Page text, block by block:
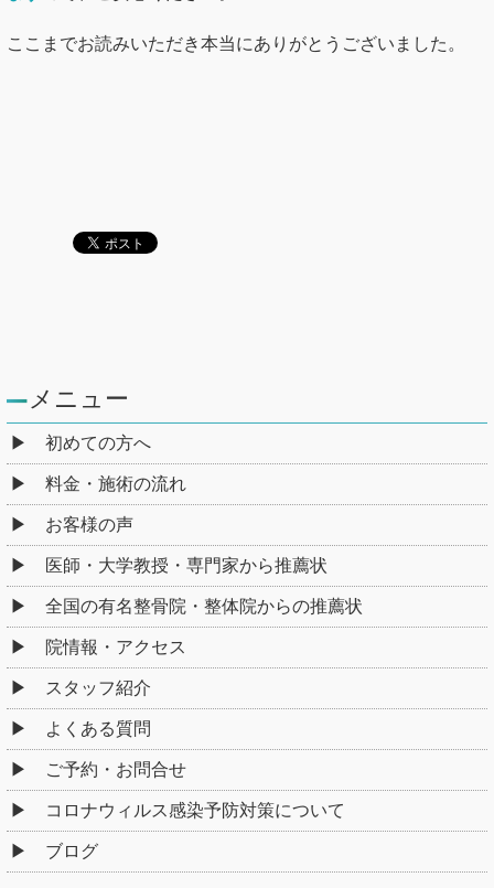
ここまでお読みいただき本当にありがとうございました。
メニュー
初めての方へ
料金・施術の流れ
お客様の声
医師・大学教授・専門家から推薦状
全国の有名整骨院・整体院からの推薦状
院情報・アクセス
スタッフ紹介
よくある質問
ご予約・お問合せ
コロナウィルス感染予防対策について
ブログ